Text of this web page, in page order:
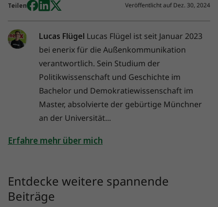
Teilen Veröffentlicht aufDez. 30, 2024
Lucas Flügel Lucas Flügel ist seit Januar 2023
bei enerix für die Außenkommunikation
verantwortlich. Sein Studium der
Politikwissenschaft und Geschichte im
Bachelor und Demokratiewissenschaft im
Master, absolvierte der gebürtige Münchner
an der Universität...
Erfahre mehr über mich
Entdecke weitere spannende
Beiträge